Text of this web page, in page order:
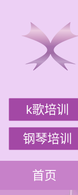
k歌培训
钢琴培训
首页